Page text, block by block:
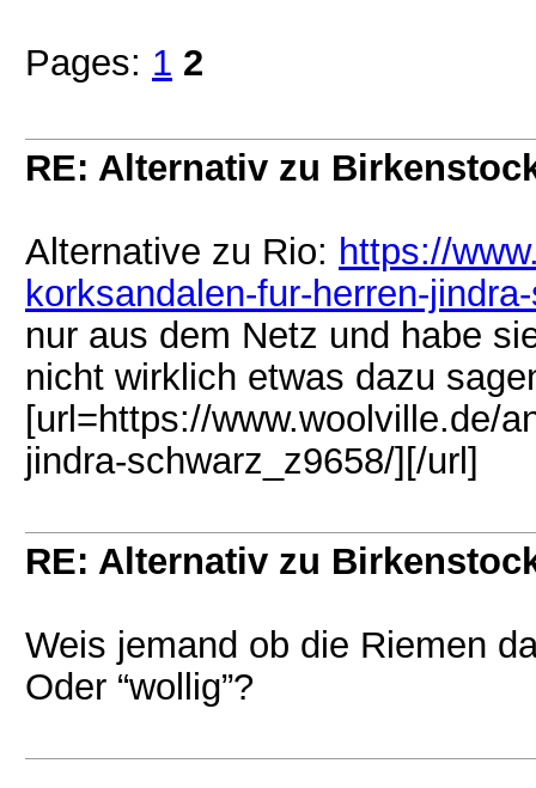
Pages: 1 2
RE: Alternativ zu
Alternative zu Rio: https://
korksandalen-fur-herren-
nur aus dem Netz und habe
nicht wirklich etwas dazu
[url=https://www.woolville.de/
jindra-schwarz_z9658/][/url]
RE: Alternativ zu
Weis jemand ob die Riemen
Oder “wollig”?